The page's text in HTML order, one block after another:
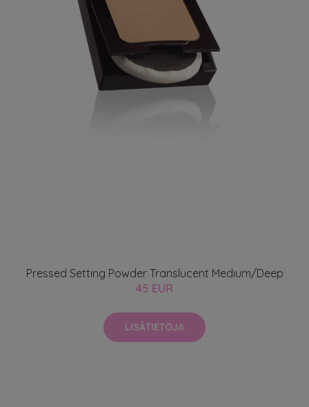
Pressed Setting Powder Translucent Medium/Deep
45 EUR
LISÄTIETOJA